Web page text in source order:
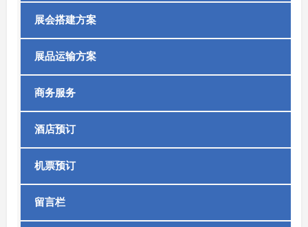
展会搭建方案
展品运输方案
商务服务
酒店预订
机票预订
留言栏